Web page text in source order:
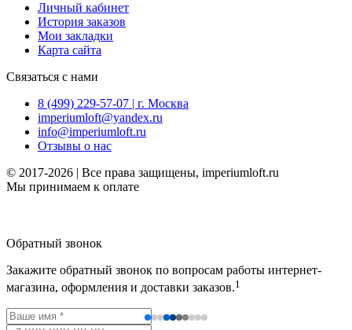
Личный кабинет
История заказов
Мои закладки
Карта сайта
Связаться с нами
8 (499) 229-57-07 | г. Москва
imperiumloft@yandex.ru
info@imperiumloft.ru
Отзывы о нас
© 2017-2026 | Все права защищены, imperiumloft.ru
Мы принимаем к оплате
Обратный звонок
Закажите обратный звонок по вопросам работы интернет-
магазина, оформления и доставки заказов.1